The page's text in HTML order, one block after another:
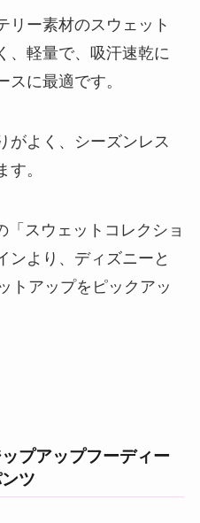
リー素材のスウェット
、軽量で、吸汗速乾に
に最適です。
がよく、シーズンレス
。
「スウェットコレクショ
ンより、ディズニーと
トアップをピックアッ
プアップフーディー
ツ